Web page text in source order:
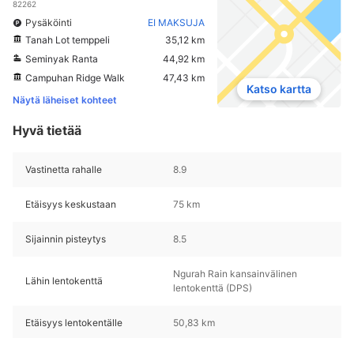
82262
Pysäköinti
EI MAKSUJA
Tanah Lot temppeli
35,12 km
Seminyak Ranta
44,92 km
Campuhan Ridge Walk
47,43 km
Näytä läheiset kohteet
Katso kartta
Hyvä tietää
Vastinetta rahalle 8.9
Etäisyys keskustaan 75 km
Sijainnin pisteytys 8.5
Lähin lentokenttä
Ngurah Rain kansainvälinen
lentokenttä (DPS)
Etäisyys lentokentälle 50,83 km